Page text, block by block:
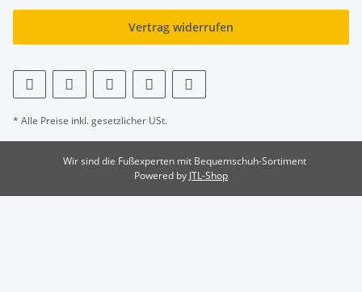
Vertrag widerrufen
* Alle Preise inkl. gesetzlicher USt.
Wir sind die Fußexperten mit Bequemschuh-Sortiment
Powered by JTL-Shop